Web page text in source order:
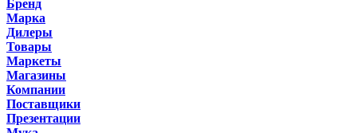
Бренд
Марка
Дилеры
Товары
Маркеты
Магазины
Компании
Поставщики
Презентации